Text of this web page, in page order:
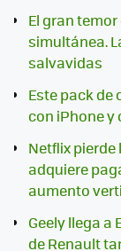
El gran
simultánea.
salvavidas
Este pack
con iPhone y
Netflix
adquiere
aumento
Geely llega a
de Renault